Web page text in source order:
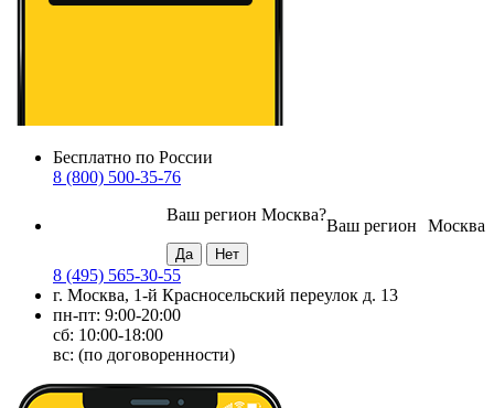
Бесплатно по России
8 (800) 500-35-76
Москва
Ваш регион
Ваш регион Москва?
8 (495) 565-30-55
г. Москва, 1-й Красносельский переулок д. 13
пн-пт: 9:00-20:00
сб: 10:00-18:00
вс: (по договоренности)